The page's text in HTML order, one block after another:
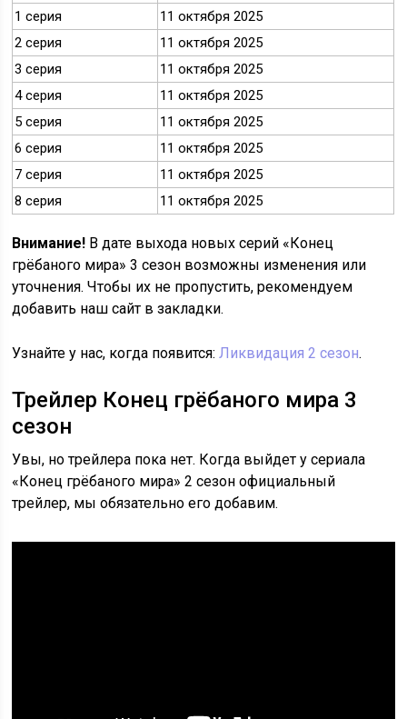
1 серия
11 октября 2025
2 серия
11 октября 2025
3 серия
11 октября 2025
4 серия
11 октября 2025
5 серия
11 октября 2025
6 серия
11 октября 2025
7 серия
11 октября 2025
8 серия
11 октября 2025
Внимание! В дате выхода новых серий «Конец
грёбаного мира» 3 сезон возможны изменения или
уточнения. Чтобы их не пропустить, рекомендуем
добавить наш сайт в закладки.
Узнайте у нас, когда появится:Ликвидация 2 сезон.
Трейлер Конец грёбаного мира 3
сезон
Увы, но трейлера пока нет. Когда выйдет у сериала
«Конец грёбаного мира» 2 сезон официальный
трейлер, мы обязательно его добавим.